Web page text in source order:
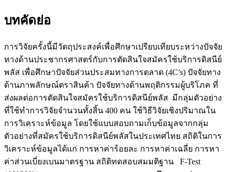
บทคัดย่อ
การวิจัยครั้งนี้มีวัตถุประสงค์เพื่อศึกษาเปรียบเทียบระหว่างปัจจัย
ทางด้านประชากรศาสตร์กับการตัดสินใจสมัครใช้บริการดิสนีย์
พลัส เพื่อศึกษาปัจจัยส่วนประสมทางการตลาด (4C’s) ปัจจัยทาง
ด้านภาพลักษณ์ตราสินค้า ปัจจัยทางด้านพฤติกรรมผู้บริโภค ที่
ส่งผลต่อการตัดสินใจสมัครใช้บริการดิสนีย์พลัส มีกลุ่มตัวอย่าง
ที่ใช้ทำการวิจัยจำนวนทั้งสิ้น 400 คน ใช้วิธีวิจัยเชิงปริมาณใน
การวิเคราะห์ข้อมูล โดยใช้แบบสอบถามเก็บข้อมูลจากกลุ่ม
ตัวอย่างที่สมัครใช้บริการดิสนีย์พลัสในประเทศไทย สถิติในการ
วิเคราะห์ข้อมูลได้แก่ การหาค่าร้อยละ การหาค่าเฉลี่ย การหา
ค่าส่วนเบี่ยงเบนมาตรฐาน สถิติทดสอบสมมติฐาน F-Test